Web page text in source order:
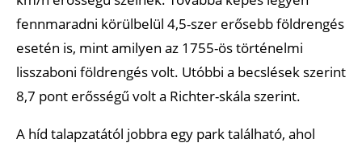
fennmaradni körülbelül 4,5-szer erősebb földrengés
esetén is, mint amilyen az 1755-ös történelmi
lisszaboni földrengés volt. Utóbbi a becslések szerint
8,7 pont erősségű volt a Richter-skála szerint.
A híd talapzatától jobbra egy park található, ahol